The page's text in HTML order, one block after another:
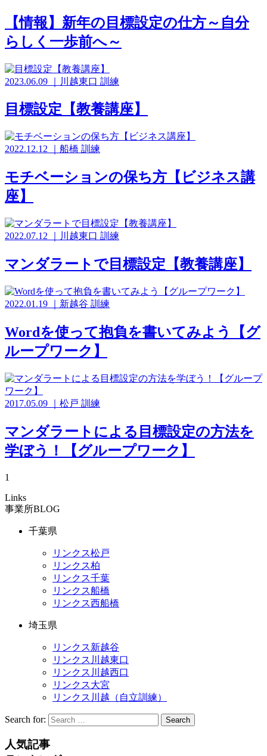
【情報】新年の目標設定の仕方～自分
らしく一歩前へ～
2023.06.09 川越東口 訓練
目標設定【教養講座】
2022.12.12 船橋 訓練
モチベーションの保ち方【ビジネス講
座】
2022.07.12 川越東口 訓練
マンダラートで目標設定【教養講座】
2022.01.19 新越谷 訓練
Wordを使って抱負を書いてみよう【グ
ループワーク】
2017.05.09 松戸 訓練
マンダラートによる目標設定の方法を
学ぼう！【グループワーク】
1
Links
事業所BLOG
千葉県
リンクス松戸
リンクス柏
リンクス千葉
リンクス船橋
リンクス西船橋
埼玉県
リンクス新越谷
リンクス川越東口
リンクス川越西口
リンクス大宮
リンクス川越（自立訓練）
Search for: Search
人気記事